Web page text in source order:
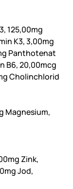
125,00mg
K3, 3,00mg
Panthotenat
B6, 20,00mcg
Cholinchlorid
Magnesium,
Zink,
Jod,